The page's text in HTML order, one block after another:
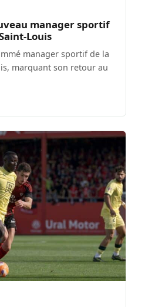
manager sportif
Louis
manager sportif de la
marquant son retour au